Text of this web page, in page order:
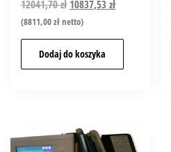
12041,70zł 10837,53zł
(8811,00złnetto)
Dodaj do koszyka